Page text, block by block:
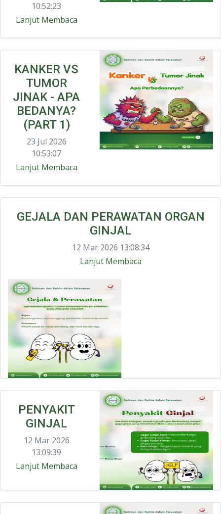
10:52:23
Lanjut Membaca
KANKER VS
TUMOR
JINAK - APA
BEDANYA?
(PART 1)
23 Jul 2026
10:53:07
Lanjut Membaca
GEJALA DAN PERAWATAN ORGAN
GINJAL
12 Mar 2026 13:08:34
Lanjut Membaca
PENYAKIT
GINJAL
12 Mar 2026
13:09:39
Lanjut Membaca